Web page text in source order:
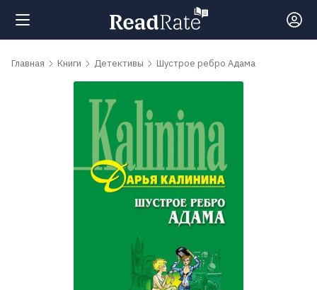
Поиск
Главная Книги Детективы Шустрое ребро Адама